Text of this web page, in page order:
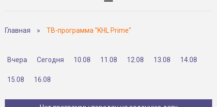
Главная » ТВ-программа "KHL Prime"
Вчера Сегодня 10.08 11.08 12.08 13.08 14.08
15.08 16.08